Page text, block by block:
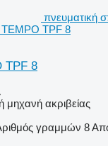
πνευματική
TEMPO TPF 8
TPF 8
μηχανή ακριβείας
γραμμών 8